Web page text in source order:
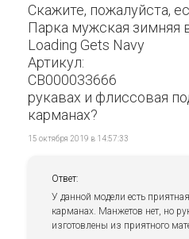
Скажите, пожалуйста,
Парка мужская зимняя
Loading Gets Navy
Артикул:
CB000033666
рукавах и флиссовая
карманах?
15 октября 2019 в 14:57:33
Ответ:
У данной модели есть
карманах. Манжетов нет, но
изготовлены из приятного